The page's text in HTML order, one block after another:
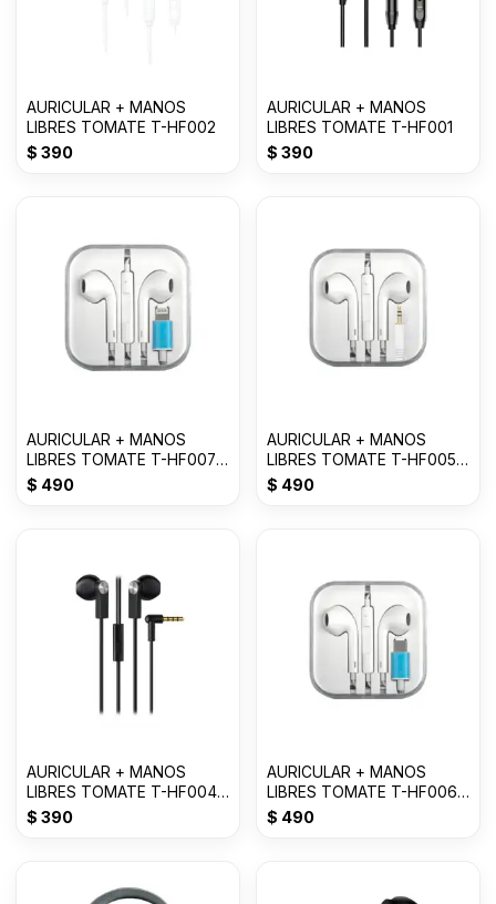
AURICULAR + MANOS
LIBRES TOMATE T-HF002
$ 390
AURICULAR + MANOS
LIBRES TOMATE T-HF001
$ 390
AURICULAR + MANOS
LIBRES TOMATE T-HF007
FOR LIGHTNING--
$ 490
AURICULAR + MANOS
LIBRES TOMATE T-HF005
3.5mm
$ 490
AURICULAR + MANOS
LIBRES TOMATE T-HF004
3.5mm
$ 390
AURICULAR + MANOS
LIBRES TOMATE T-HF006
TYPE-C
$ 490